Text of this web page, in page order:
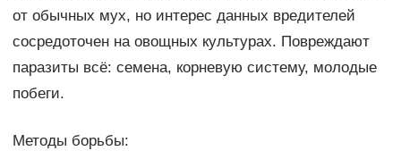
от обычных мух, но интерес данных вредителей
сосредоточен на овощных культурах. Повреждают
паразиты всё: семена, корневую систему, молодые
побеги.
Методы борьбы: